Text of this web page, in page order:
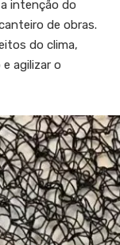
intenção do
de obras.
do clima,
agilizar o